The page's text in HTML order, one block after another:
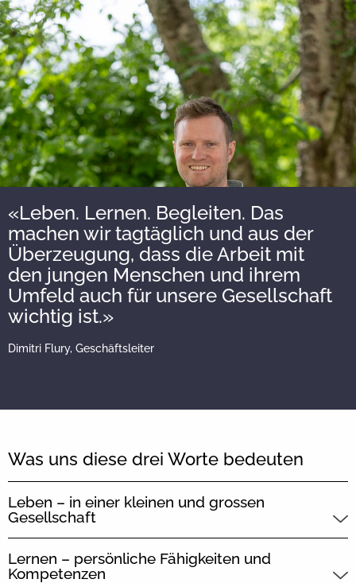
«Leben. Lernen. Begleiten. Das
machen wir tagtäglich und aus der
Überzeugung, dass die Arbeit mit
den jungen Menschen und ihrem
Umfeld auch für unsere Gesellschaft
wichtig ist.»
Dimitri Flury, Geschäftsleiter
Was uns diese drei Worte bedeuten
Leben – in einer kleinen und grossen
Gesellschaft
Lernen – persönliche Fähigkeiten und
Kompetenzen